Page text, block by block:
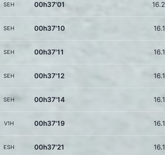
SEH 00h37'01 16.2
SEH 00h37'10 16.1
SEH 00h37'11 16.1
SEH 00h37'12 16.1
SEH 00h37'14 16.1
V1H 00h37'19 16.1
ESH 00h37'21 16.1